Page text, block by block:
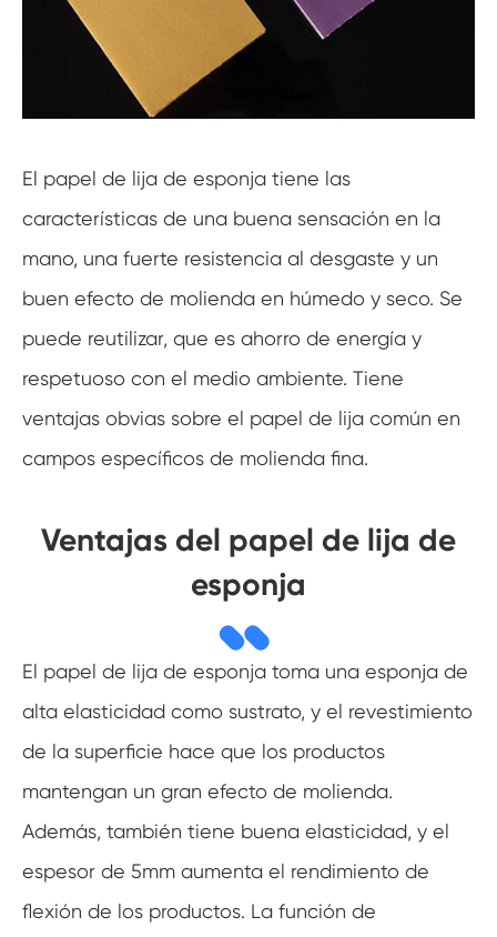
El papel de lija de esponja tiene las
características de una buena sensación en la
mano, una fuerte resistencia al desgaste y un
buen efecto de molienda en húmedo y seco. Se
puede reutilizar, que es ahorro de energía y
respetuoso con el medio ambiente. Tiene
ventajas obvias sobre el papel de lija común en
campos específicos de molienda fina.
Ventajas del papel de lija de
esponja
El papel de lija de esponja toma una esponja de
alta elasticidad como sustrato, y el revestimiento
de la superficie hace que los productos
mantengan un gran efecto de molienda.
Además, también tiene buena elasticidad, y el
espesor de 5mm aumenta el rendimiento de
flexión de los productos. La función de